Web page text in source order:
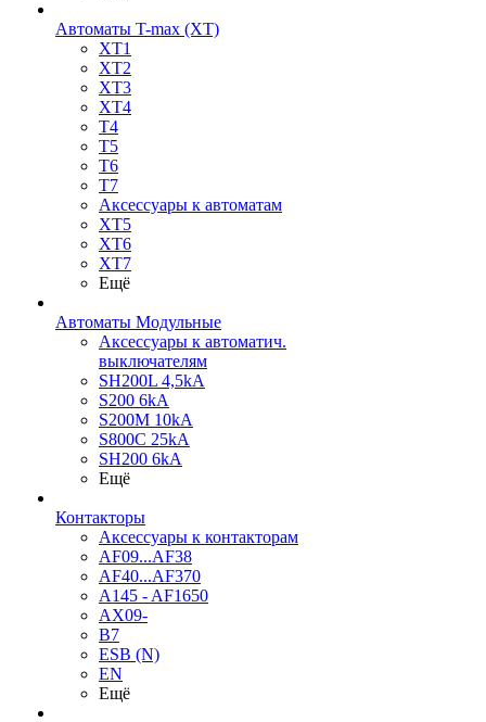
Автоматы T-max (XT)
XT1
XT2
XT3
XT4
T4
T5
T6
T7
Аксессуары к автоматам
XT5
XT6
XT7
Ещё
Автоматы Модульные
Аксессуары к автоматич.
выключателям
SH200L 4,5kA
S200 6kA
S200M 10kA
S800C 25kA
SH200 6kA
Ещё
Контакторы
Аксессуары к контакторам
AF09...AF38
AF40...AF370
A145 - AF1650
AX09-
B7
ESB (N)
EN
Ещё